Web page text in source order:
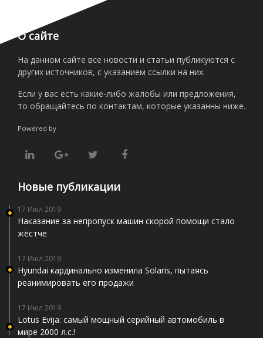
О сайте
На данном сайте все новости и статьи публикуются с
других источников, с указанием ссылки на них.
Если у вас есть какие-либо жалобы или предложения,
то обращайтесь по контактам, которые указанны ниже.
Powered by
Новые публикации
17 Июл 2019
Наказание за непропуск машин скорой помощи стало
жёстче
17 Июл 2019
Hyundai кардинально изменила Solaris, пытаясь
реанимировать его продажи
17 Июл 2019
Lotus Evija: самый мощный серийный автомобиль в
мире 2000 л.с.!